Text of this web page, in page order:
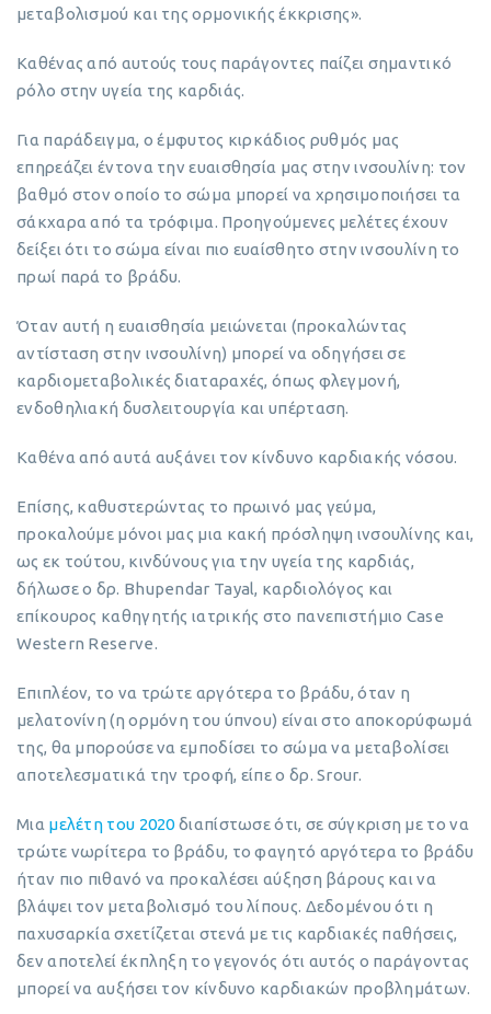
μεταβολισμού και της ορμονικής έκκρισης».
Καθένας από αυτούς τους παράγοντες παίζει σημαντικό
ρόλο στην υγεία της καρδιάς.
Για παράδειγμα, ο έμφυτος κιρκάδιος ρυθμός μας
επηρεάζει έντονα την ευαισθησία μας στην ινσουλίνη: τον
βαθμό στον οποίο το σώμα μπορεί να χρησιμοποιήσει τα
σάκχαρα από τα τρόφιμα. Προηγούμενες μελέτες έχουν
δείξει ότι το σώμα είναι πιο ευαίσθητο στην ινσουλίνη το
πρωί παρά το βράδυ.
Όταν αυτή η ευαισθησία μειώνεται (προκαλώντας
αντίσταση στην ινσουλίνη) μπορεί να οδηγήσει σε
καρδιομεταβολικές διαταραχές, όπως φλεγμονή,
ενδοθηλιακή δυσλειτουργία και υπέρταση.
Καθένα από αυτά αυξάνει τον κίνδυνο καρδιακής νόσου.
Επίσης, καθυστερώντας το πρωινό μας γεύμα,
προκαλούμε μόνοι μας μια κακή πρόσληψη ινσουλίνης και,
ως εκ τούτου, κινδύνους για την υγεία της καρδιάς,
δήλωσε ο δρ. Bhupendar Tayal, καρδιολόγος και
επίκουρος καθηγητής ιατρικής στο πανεπιστήμιο Case
Western Reserve.
Επιπλέον, το να τρώτε αργότερα το βράδυ, όταν η
μελατονίνη (η ορμόνη του ύπνου) είναι στο αποκορύφωμά
της, θα μπορούσε να εμποδίσει το σώμα να μεταβολίσει
αποτελεσματικά την τροφή, είπε ο δρ. Srour.
Μια μελέτη του 2020διαπίστωσε ότι, σε σύγκριση με το να
τρώτε νωρίτερα το βράδυ, το φαγητό αργότερα το βράδυ
ήταν πιο πιθανό να προκαλέσει αύξηση βάρους και να
βλάψει τον μεταβολισμό του λίπους. Δεδομένου ότι η
παχυσαρκία σχετίζεται στενά με τις καρδιακές παθήσεις,
δεν αποτελεί έκπληξη το γεγονός ότι αυτός ο παράγοντας
μπορεί να αυξήσει τον κίνδυνο καρδιακών προβλημάτων.